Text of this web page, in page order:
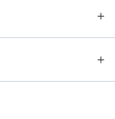
＋
＋